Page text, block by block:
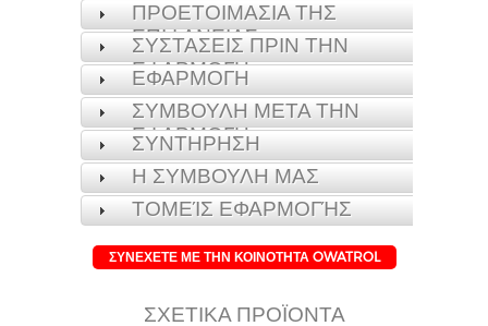
ΠΡΟΕΤΟΙΜΑΣΙΑ ΤΗΣ
ΕΠΙΦΑΝΕΙΑΣ
ΣΥΣΤΑΣΕΙΣ ΠΡΙΝ ΤΗΝ
ΕΦΑΡΜΟΓΗ
ΕΦΑΡΜΟΓΗ
ΣΥΜΒΟΥΛΗ ΜΕΤΑ ΤΗΝ
ΕΦΑΡΜΟΓΗ
ΣΥΝΤΗΡΗΣΗ
Η ΣΥΜΒΟΥΛΗ ΜΑΣ
ΤΟΜΕΊΣ ΕΦΑΡΜΟΓΉΣ
ΣΥΝΕΧΕΤΕ ΜΕ ΤΗΝ ΚΟΙΝΟΤΗΤΑ OWATROL
ΣΧΕΤΙΚΑ ΠΡΟΪΟΝΤΑ